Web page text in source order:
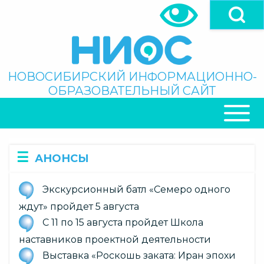
Поиск
НОВОСИБИРСКИЙ ИНФОРМАЦИОННО-
ОБРАЗОВАТЕЛЬНЫЙ САЙТ
НАВИГАЦИЯ
АНОНСЫ
Экскурсионный батл «Семеро одного
ждут» пройдет 5 августа
С 11 по 15 августа пройдет Школа
наставников проектной деятельности
Выставка «Роскошь заката: Иран эпохи